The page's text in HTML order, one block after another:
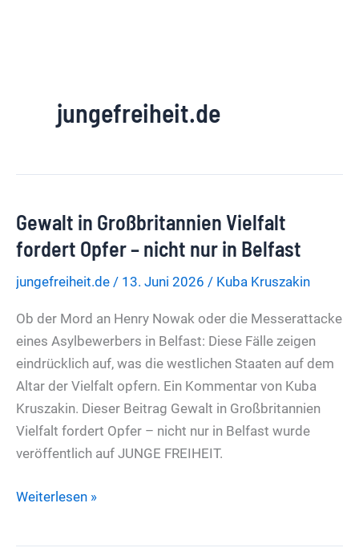
jungefreiheit.de
Gewalt in Großbritannien Vielfalt
fordert Opfer – nicht nur in Belfast
jungefreiheit.de / 13. Juni 2026 / Kuba Kruszakin
Ob der Mord an Henry Nowak oder die Messerattacke
eines Asylbewerbers in Belfast: Diese Fälle zeigen
eindrücklich auf, was die westlichen Staaten auf dem
Altar der Vielfalt opfern. Ein Kommentar von Kuba
Kruszakin. Dieser Beitrag Gewalt in Großbritannien
Vielfalt fordert Opfer – nicht nur in Belfast wurde
veröffentlich auf JUNGE FREIHEIT.
Gewalt
Weiterlesen »